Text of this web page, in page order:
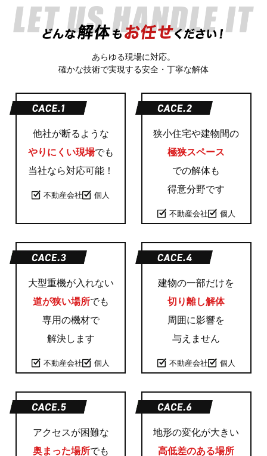
あらゆる現場に対応。
確かな技術で実現する安全・丁寧な解体
他社が断るような
やりにくい現場でも
当社なら対応可能！
不動産会社 個人
狭小住宅や建物間の
極狭スペース
での解体も
得意分野です
不動産会社 個人
大型重機が入れない
道が狭い場所でも
専用の機材で
解決します
不動産会社 個人
建物の一部だけを
切り離し解体
周囲に影響を
与えません
不動産会社 個人
アクセスが困難な
奥まった場所でも
地形の変化が大きい
高低差のある場所